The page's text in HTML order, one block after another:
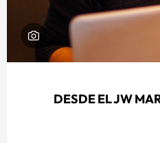
DESDE EL JW